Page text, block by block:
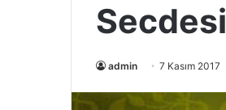
Secdesi
admin 7 Kasım 2017